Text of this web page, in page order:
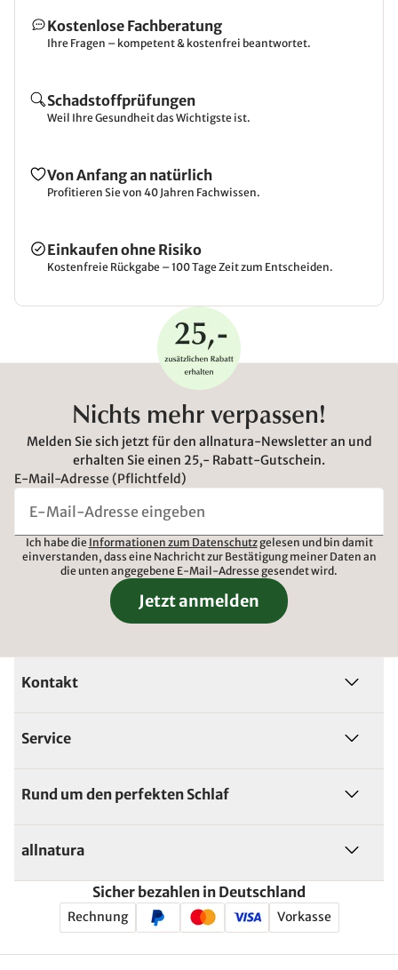
Kostenlose Fachberatung
Ihre Fragen – kompetent & kostenfrei beantwortet.
Schadstoffprüfungen
Weil Ihre Gesundheit das Wichtigste ist.
Von Anfang an natürlich
Profitieren Sie von 40 Jahren Fachwissen.
Einkaufen ohne Risiko
Kostenfreie Rückgabe – 100 Tage Zeit zum Entscheiden.
Nichts mehr verpassen!
Melden Sie sich jetzt für den allnatura-Newsletter an und
erhalten Sie einen 25,- Rabatt-Gutschein.
E-Mail-Adresse (Pflichtfeld)
Ich habe die Informationen zum Datenschutzgelesen und bin damit
einverstanden, dass eine Nachricht zur Bestätigung meiner Daten an
die unten angegebene E-Mail-Adresse gesendet wird.
Jetzt anmelden
Kontakt
Service
Rund um den perfekten Schlaf
allnatura
Sicher bezahlen in Deutschland
Rechnung Vorkasse